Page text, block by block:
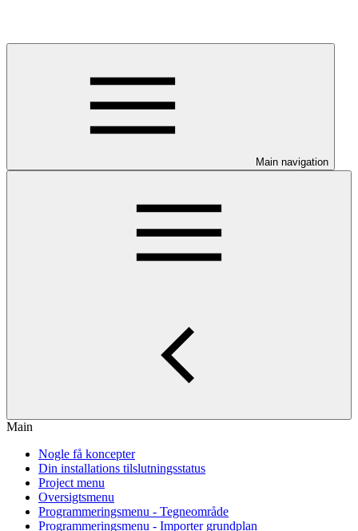
Main navigation
Main
Nogle få koncepter
Din installations tilslutningsstatus
Project menu
Oversigtsmenu
Programmeringsmenu - Tegneområde
Programmeringsmenu - Importer grundplan